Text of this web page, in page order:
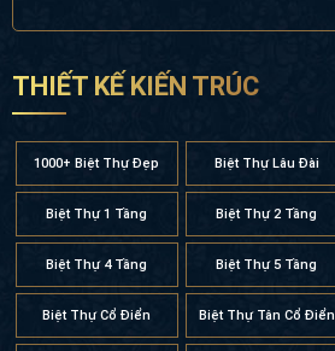
THIẾT KẾ KIẾN TRÚC
1000+ Biệt Thự Đẹp Biệt Thự Lâu Đài
Biệt Thự 1 Tầng Biệt Thự 2 Tầng
Biệt Thự 4 Tầng Biệt Thự 5 Tầng
Biệt Thự Cổ Điển Biệt Thự Tân Cổ Điển